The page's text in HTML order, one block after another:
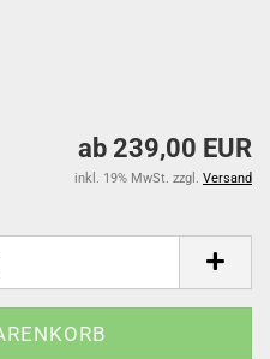
ab 239,00 EUR
inkl. 19% MwSt. zzgl. Versand